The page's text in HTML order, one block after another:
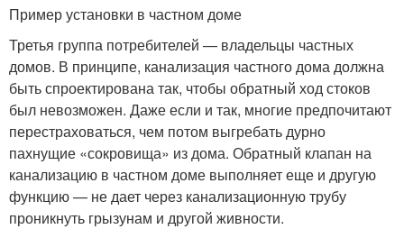
Пример установки в частном доме
Третья группа потребителей — владельцы частных
домов. В принципе, канализация частного дома должна
быть спроектирована так, чтобы обратный ход стоков
был невозможен. Даже если и так, многие предпочитают
перестраховаться, чем потом выгребать дурно
пахнущие «сокровища» из дома. Обратный клапан на
канализацию в частном доме выполняет еще и другую
функцию — не дает через канализационную трубу
проникнуть грызунам и другой живности.